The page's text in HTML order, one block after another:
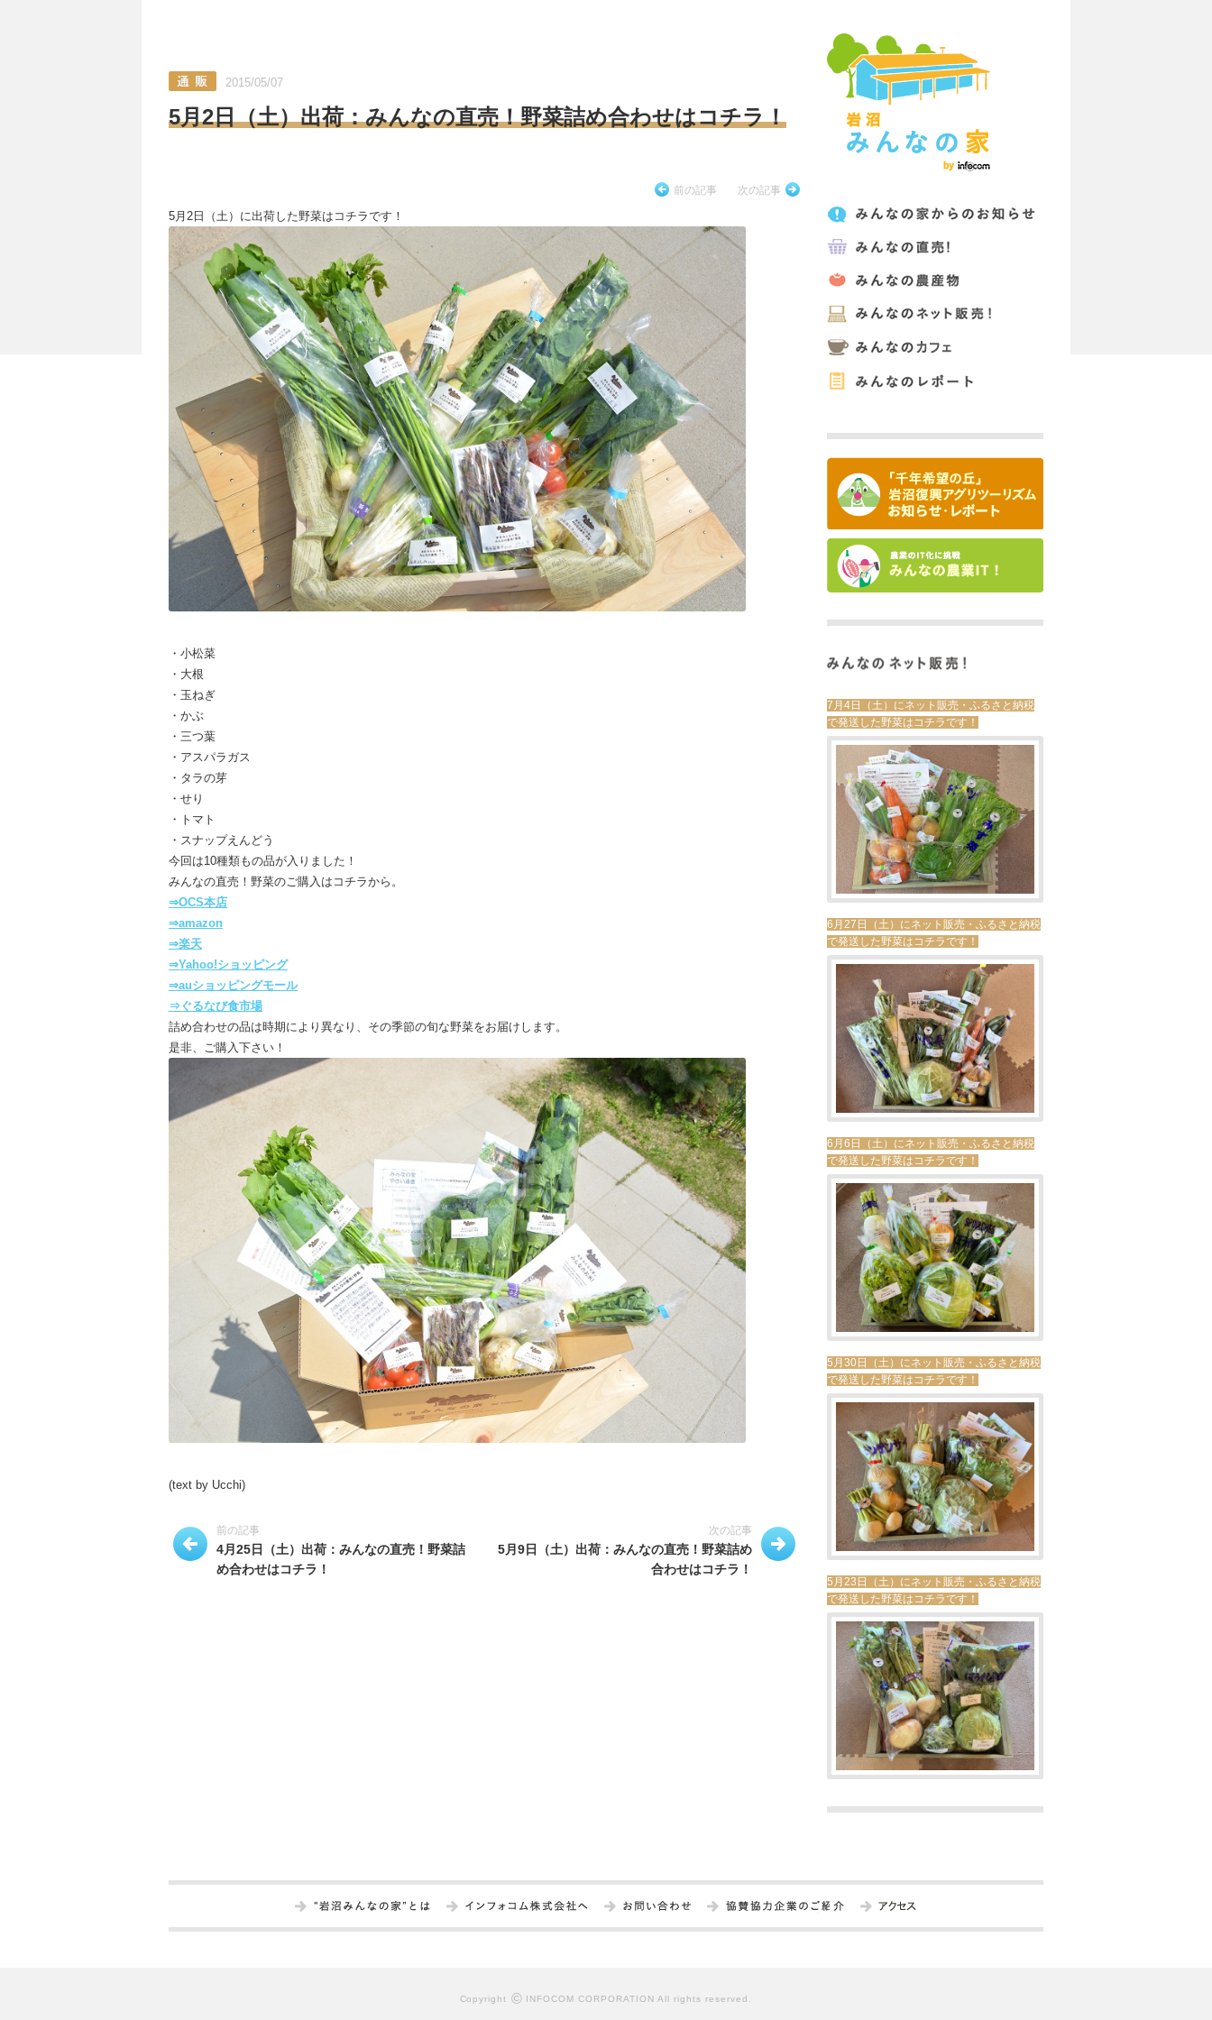
2015/05/07
5月2日（土）出荷：みんなの直売！野菜詰め合わせはコチラ！
前の記事 次の記事
5月2日（土）に出荷した野菜はコチラです！
・小松菜
・大根
・玉ねぎ
・かぶ
・三つ葉
・アスパラガス
・タラの芽
・せり
・トマト
・スナップえんどう
今回は10種類もの品が入りました！
みんなの直売！野菜のご購入はコチラから。
⇒OCS本店
⇒amazon
⇒楽天
⇒Yahoo!ショッピング
⇒auショッピングモール
⇒ぐるなび食市場
詰め合わせの品は時期により異なり、その季節の旬な野菜をお届けします。
是非、ご購入下さい！
(text by Ucchi)
前の記事
4月25日（土）出荷：みんなの直売！野菜詰
め合わせはコチラ！
次の記事
5月9日（土）出荷：みんなの直売！野菜詰め
合わせはコチラ！
7月4日（土）にネット販売・ふるさと納税
で発送した野菜はコチラです！
6月27日（土）にネット販売・ふるさと納税
で発送した野菜はコチラです！
6月6日（土）にネット販売・ふるさと納税
で発送した野菜はコチラです！
5月30日（土）にネット販売・ふるさと納税
で発送した野菜はコチラです！
5月23日（土）にネット販売・ふるさと納税
で発送した野菜はコチラです！
Copyright © INFOCOM CORPORATION All rights reserved.